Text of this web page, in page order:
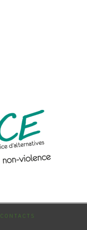
CONTACTS